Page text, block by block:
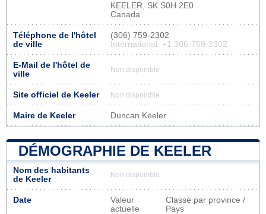
KEELER, SK S0H 2E0
Canada
Téléphone de l'hôtel
de ville
(306) 759-2302
International: +1 306-759-2302
E-Mail de l'hôtel de
ville
Non disponible
Site officiel de Keeler Non disponible
Maire de Keeler Duncan Keeler
DÉMOGRAPHIE DE KEELER
Nom des habitants
de Keeler
Non disponible
Date
Valeur
actuelle
Classé par province /
Pays